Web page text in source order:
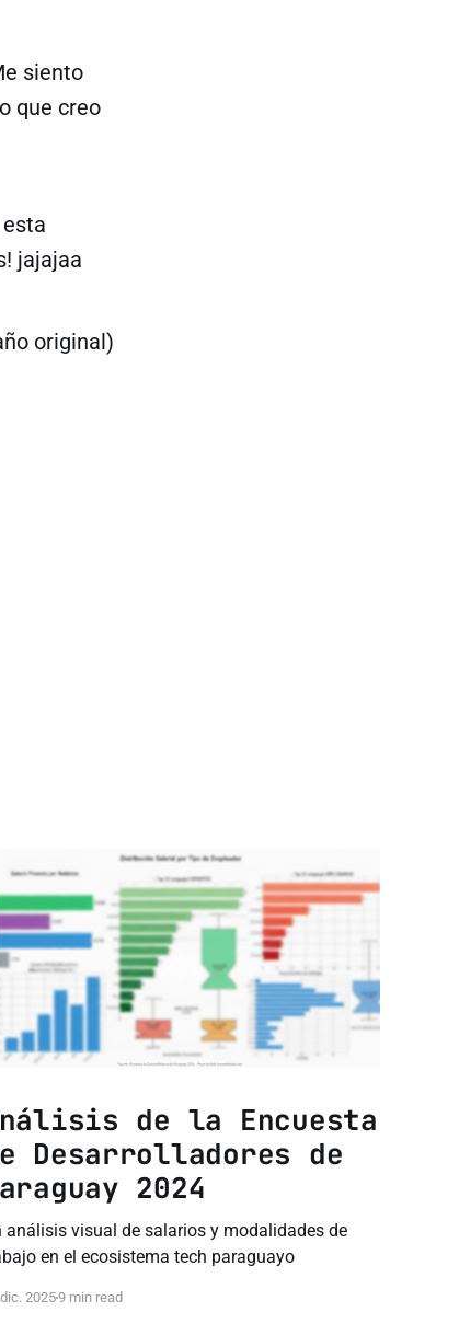
siento
que creo
jajajaa
original)
de la Encuesta
Desarrolladores de
2024
análisis visual de salarios y modalidades de
en el ecosistema tech paraguayo
20259 min read